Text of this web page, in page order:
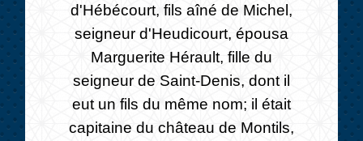
d'Hébécourt, fils aîné de Michel,
seigneur d'Heudicourt, épousa
Marguerite Hérault, fille du
seigneur de Saint-Denis, dont il
eut un fils du même nom; il était
capitaine du château de Montils,